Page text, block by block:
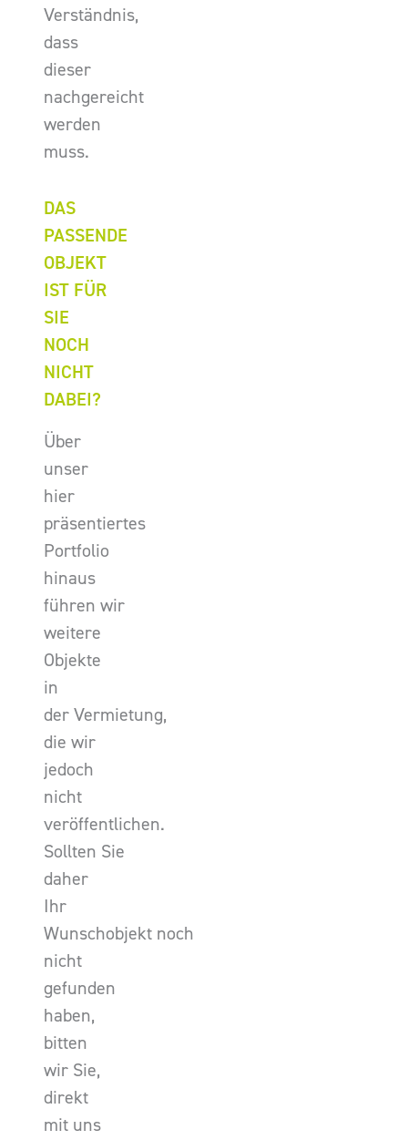
Verständnis,
dass
dieser
nachgereicht
werden
muss.
DAS
PASSENDE
OBJEKT
IST FÜR
SIE
NOCH
NICHT
DABEI?
Über
unser
hier
präsentiertes
Portfolio
hinaus
führen wir
weitere
Objekte
in
der Vermietung,
die wir
jedoch
nicht
veröffentlichen.
Sollten Sie
daher
Ihr
Wunschobjekt noch
nicht
gefunden
haben,
bitten
wir Sie,
direkt
mit uns